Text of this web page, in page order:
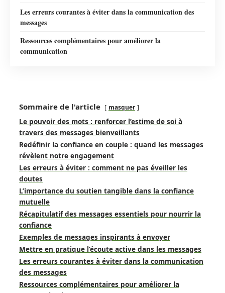
Les erreurs courantes à éviter dans la communication des
messages
Ressources complémentaires pour améliorer la
communication
Sommaire de l'article masquer
Le pouvoir des mots : renforcer l’estime de soi à
travers des messages bienveillants
Redéfinir la confiance en couple : quand les messages
révèlent notre engagement
Les erreurs à éviter : comment ne pas éveiller les
doutes
L’importance du soutien tangible dans la confiance
mutuelle
Récapitulatif des messages essentiels pour nourrir la
confiance
Exemples de messages inspirants à envoyer
Mettre en pratique l’écoute active dans les messages
Les erreurs courantes à éviter dans la communication
des messages
Ressources complémentaires pour améliorer la